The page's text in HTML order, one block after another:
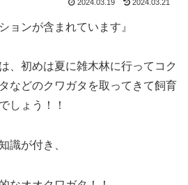
2024.03.19 2024.03.21
ョンが含まれています』
、初めは夏に雑木林に行ってコク
などのクワガタを取ってきて飼育
しょう！！
識が付き、